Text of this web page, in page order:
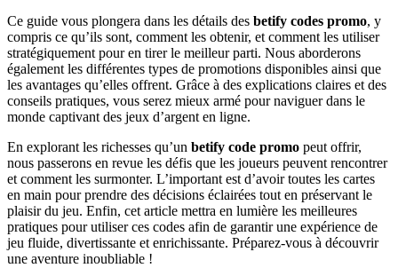
Ce guide vous plongera dans les détails des betify codes promo, y
compris ce qu’ils sont, comment les obtenir, et comment les utiliser
stratégiquement pour en tirer le meilleur parti. Nous aborderons
également les différentes types de promotions disponibles ainsi que
les avantages qu’elles offrent. Grâce à des explications claires et des
conseils pratiques, vous serez mieux armé pour naviguer dans le
monde captivant des jeux d’argent en ligne.
En explorant les richesses qu’un betify code promo peut offrir,
nous passerons en revue les défis que les joueurs peuvent rencontrer
et comment les surmonter. L’important est d’avoir toutes les cartes
en main pour prendre des décisions éclairées tout en préservant le
plaisir du jeu. Enfin, cet article mettra en lumière les meilleures
pratiques pour utiliser ces codes afin de garantir une expérience de
jeu fluide, divertissante et enrichissante. Préparez-vous à découvrir
une aventure inoubliable !